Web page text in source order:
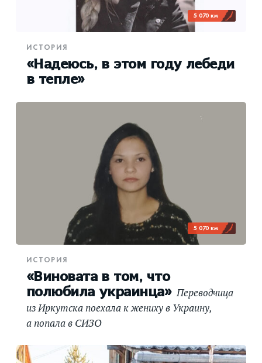
5 070 км
ИСТОРИЯ
«Надеюсь, в этом году лебеди
в тепле»
5 070 км
ИСТОРИЯ
«Виновата в том, что
полюбила украинца» Переводчица
из Иркутска поехала к жениху в Украину,
а попала в СИЗО